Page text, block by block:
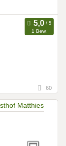
1 Bew.
60